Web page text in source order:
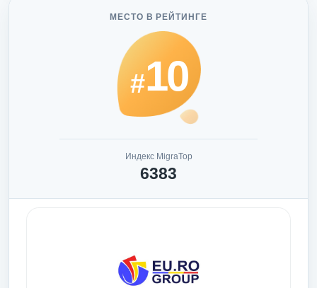
МЕСТО В РЕЙТИНГЕ
#10
Индекс MigraTop
6383